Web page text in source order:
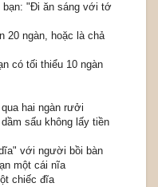
bạn: "Đi ăn sáng với tớ
20 ngàn, hoặc là chả
có tối thiểu 10 ngàn
hai ngàn rưởi
sấu không lấy tiền
với người bồi bàn
một cái nĩa
chiếc đĩa